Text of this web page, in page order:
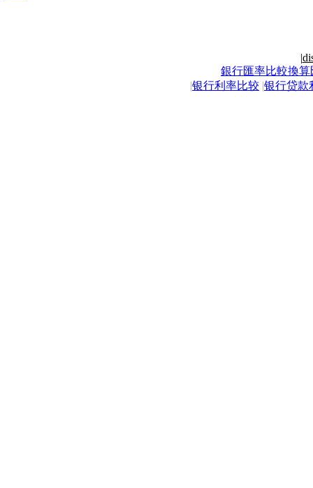
|
銀行匯率比較換算
|银行利率比较 |银行贷款